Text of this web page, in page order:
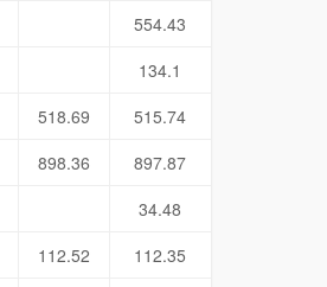
554.43
134.1
518.69
515.74
898.36
897.87
34.48
112.52
112.35